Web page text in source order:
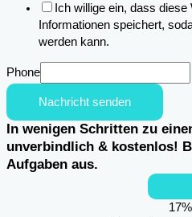
Ich willige ein, dass
Informationen speichert,
werden kann.
Phone
Nachricht senden
In wenigen Schritten zu
unverbindlich & kostenlos!
Aufgaben aus.
17%